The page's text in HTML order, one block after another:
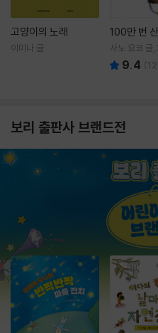
고양이의 노래
이미나 글
100만 번
사노 요코 글,
역 9.4 (
보리 출판사 브랜드전